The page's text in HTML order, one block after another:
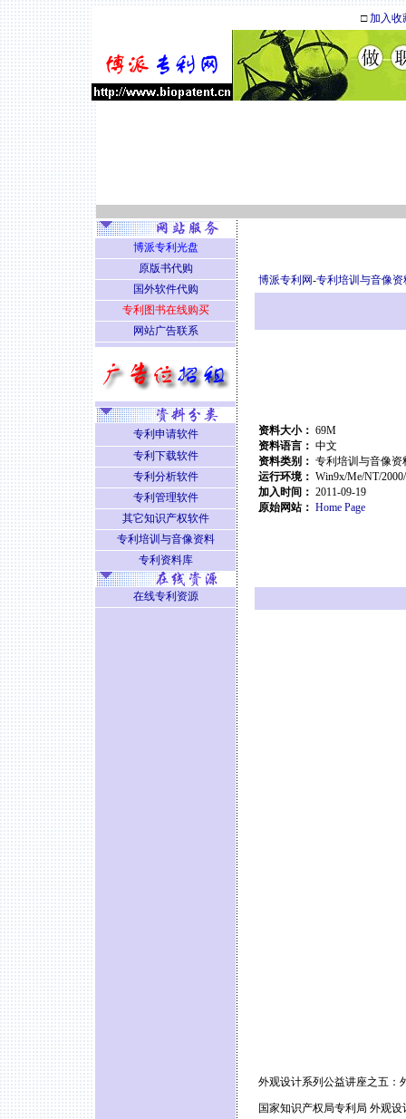
□加入收
博派专利网-专利培训与音像资
资料大小： 69M
资料语言： 中文
资料类别： 专利培训与音像资
运行环境： Win9x/Me/NT/
加入时间： 2011-09-19
原始网站： Home Page
外观设计系列公益讲座之五：
国家知识产权局专利局 外观
博派专利光盘
原版书代购
国外软件代购
专利图书在线购买
网站广告联系
专利申请软件
专利下载软件
专利分析软件
专利管理软件
其它知识产权软件
专利培训与音像资料
专利资料库
在线专利资源